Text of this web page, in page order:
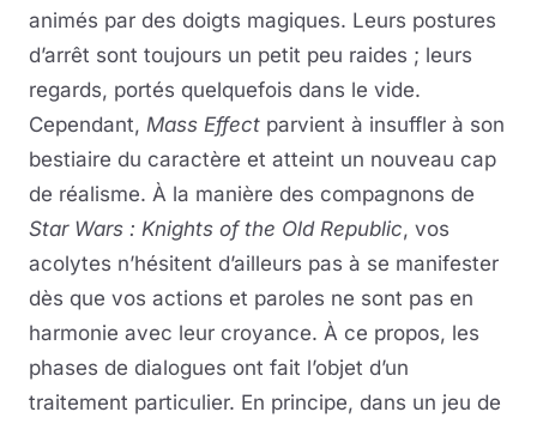
animés par des doigts magiques. Leurs postures
d’arrêt sont toujours un petit peu raides ; leurs
regards, portés quelquefois dans le vide.
Cependant, Mass Effect parvient à insuffler à son
bestiaire du caractère et atteint un nouveau cap
de réalisme. À la manière des compagnons de
Star Wars : Knights of the Old Republic, vos
acolytes n’hésitent d’ailleurs pas à se manifester
dès que vos actions et paroles ne sont pas en
harmonie avec leur croyance. À ce propos, les
phases de dialogues ont fait l’objet d’un
traitement particulier. En principe, dans un jeu de